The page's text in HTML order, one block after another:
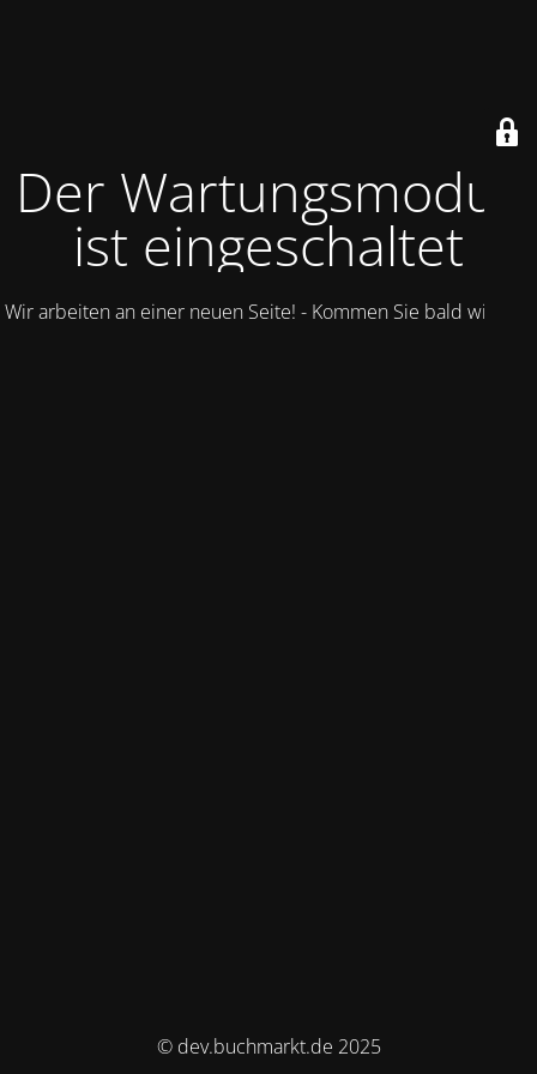
Der Wartungsmodus
ist eingeschaltet
Wir arbeiten an einer neuen Seite! - Kommen Sie bald wieder.
© dev.buchmarkt.de 2025